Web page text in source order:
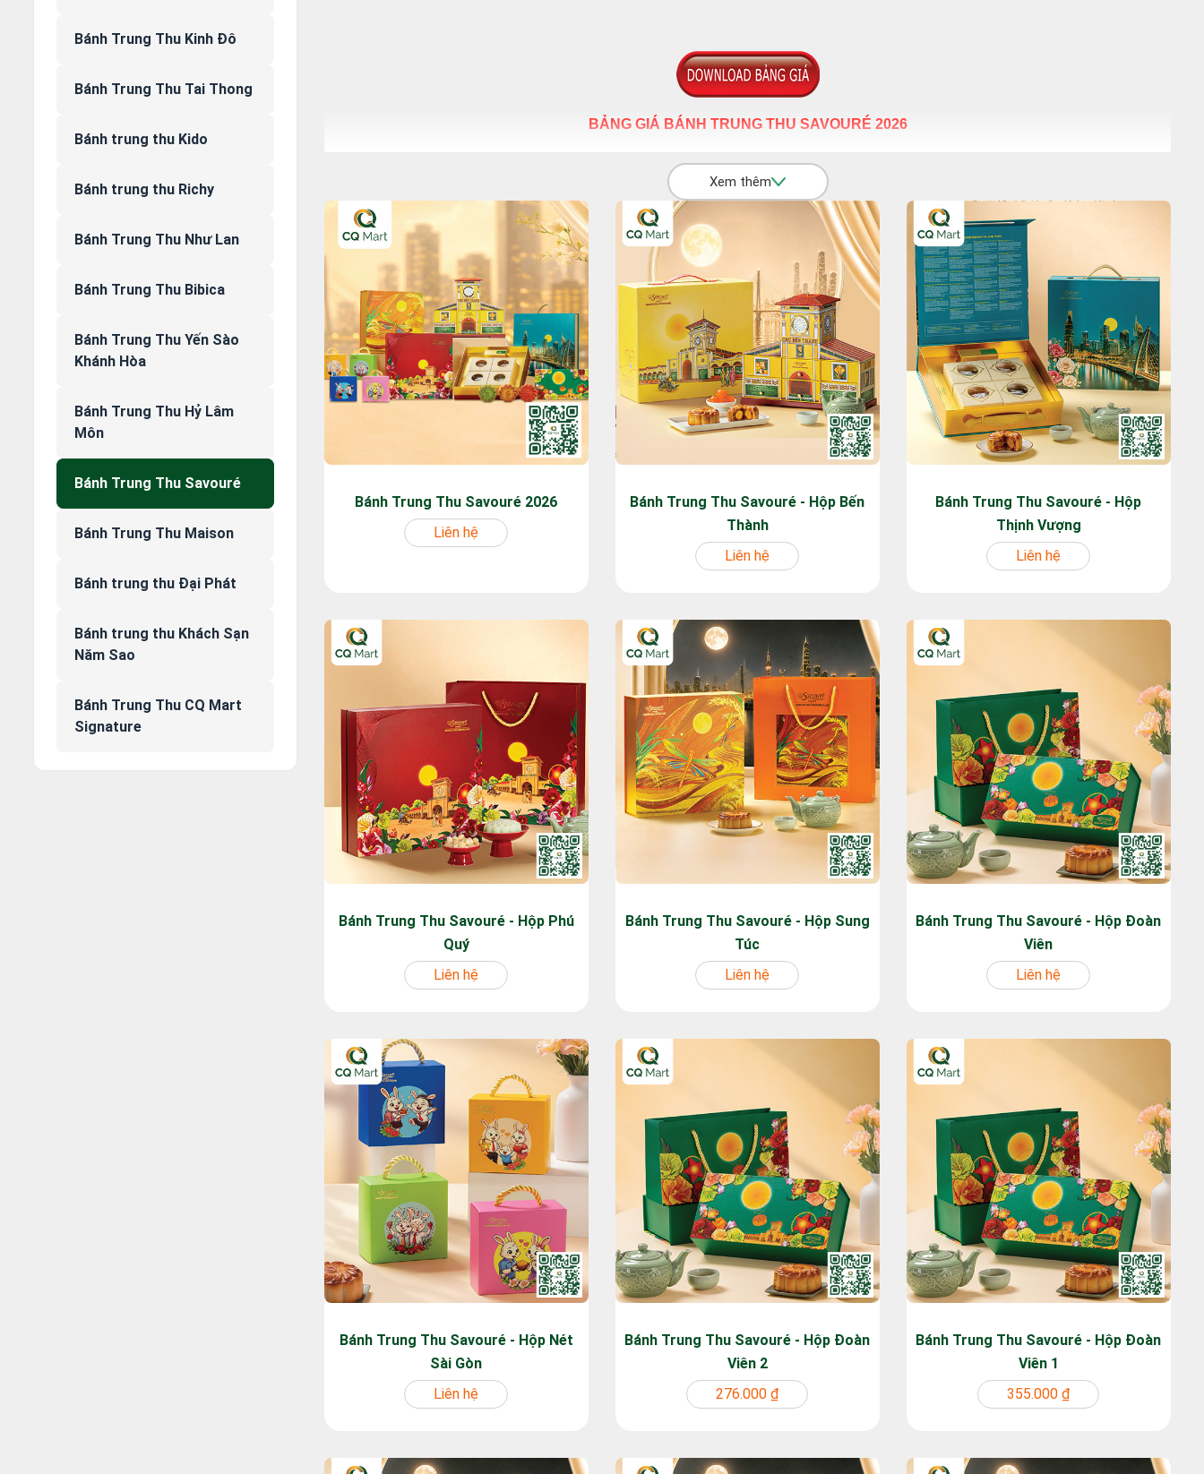
Bánh Trung Thu Kinh Đô
Bánh Trung Thu Tai Thong
Bánh trung thu Kido
Bánh trung thu Richy
Bánh Trung Thu Như Lan
Bánh Trung Thu Bibica
Bánh Trung Thu Yến Sào
Khánh Hòa
Bánh Trung Thu Hỷ Lâm
Môn
Bánh Trung Thu Savouré
Bánh Trung Thu Maison
Bánh trung thu Đại Phát
Bánh trung thu Khách Sạn
Năm Sao
Bánh Trung Thu CQ Mart
Signature
BẢNG GIÁ BÁNH TRUNG THU SAVOURÉ 2026
Xem thêm
Bánh Trung Thu Savouré 2026
Liên hệ
Bánh Trung Thu Savouré - Hộp Bến
Thành
Liên hệ
Bánh Trung Thu Savouré - Hộp
Thịnh Vượng
Liên hệ
Bánh Trung Thu Savouré - Hộp Phú
Quý
Liên hệ
Bánh Trung Thu Savouré - Hộp Sung
Túc
Liên hệ
Bánh Trung Thu Savouré - Hộp Đoàn
Viên
Liên hệ
Bánh Trung Thu Savouré - Hộp Nét
Sài Gòn
Liên hệ
Bánh Trung Thu Savouré - Hộp Đoàn
Viên 2
276.000 ₫
Bánh Trung Thu Savouré - Hộp Đoàn
Viên 1
355.000 ₫